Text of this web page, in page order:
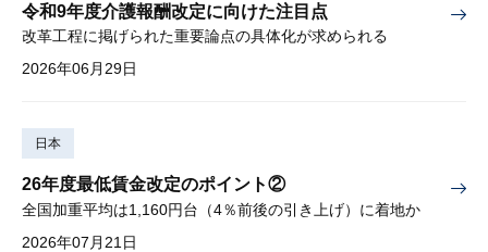
令和9年度介護報酬改定に向けた注目点
改革工程に掲げられた重要論点の具体化が求められる
2026年06月29日
日本
26年度最低賃金改定のポイント②
全国加重平均は1,160円台（4％前後の引き上げ）に着地か
2026年07月21日